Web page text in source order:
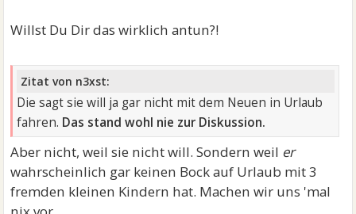
Willst Du Dir das wirklich antun?!
Zitat von n3xst:
Die sagt sie will ja gar nicht mit dem Neuen in Urlaub
fahren. Das stand wohl nie zur Diskussion.
Aber nicht, weil sie nicht will. Sondern weil er
wahrscheinlich gar keinen Bock auf Urlaub mit 3
fremden kleinen Kindern hat. Machen wir uns 'mal